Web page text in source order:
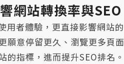
網站轉換率與SEO
用者體驗，更直接影響網站
願意停留更久、瀏覽更多頁
的指標，進而提升SEO排名。